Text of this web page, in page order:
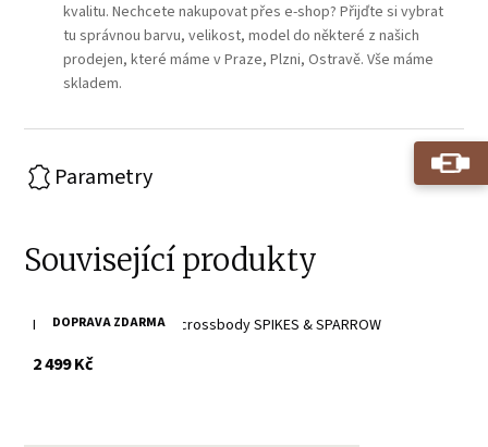
kvalitu. Nechcete nakupovat přes e-shop? Přijďte si vybrat
tu správnou barvu, velikost, model do některé z našich
prodejen, které máme v Praze, Plzni, Ostravě. Vše máme
skladem.
Parametry
Související produkty
DOPRAVA ZDARMA
Dámské černé kožené crossbody SPIKES & SPARROW
2 499 Kčs DPH